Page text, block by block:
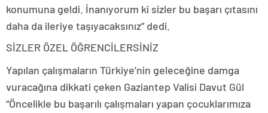
konumuna geldi. İnanıyorum ki sizler bu başarı çıtasını
daha da ileriye taşıyacaksınız” dedi.
SİZLER ÖZEL ÖĞRENCİLERSİNİZ
Yapılan çalışmaların Türkiye’nin geleceğine damga
vuracağına dikkati çeken Gaziantep Valisi Davut Gül
“Öncelikle bu başarılı çalışmaları yapan çocuklarımıza